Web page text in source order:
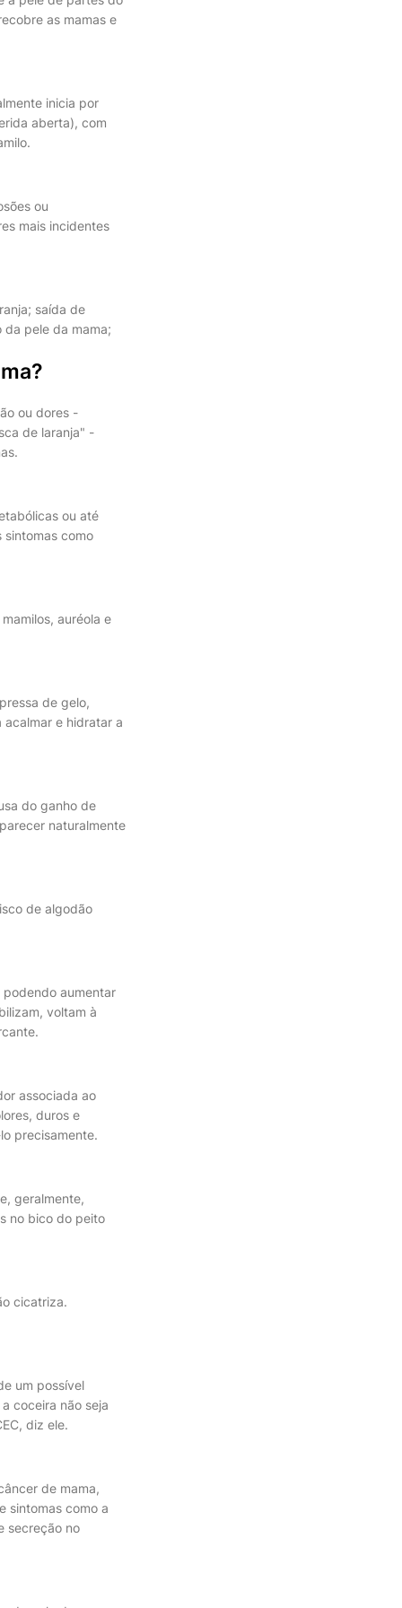
as mamas e
inicia por
aberta), com
ou
mais incidentes
saída de
da pele da mama;
ou dores -
de laranja" -
ou até
sintomas como
auréola e
de gelo,
e hidratar a
do ganho de
naturalmente
de algodão
podendo aumentar
voltam à
associada ao
duros e
precisamente.
geralmente,
no bico do peito
cicatriza.
um possível
coceira não seja
diz ele.
de mama,
sintomas como a
secreção no